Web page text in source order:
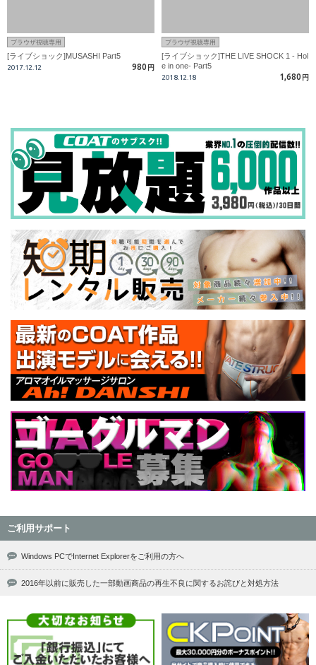
ブラウザ視聴専用
[ライブショック]MUSASHI Part5
2017.12.12 980 円
ブラウザ視聴専用
[ライブショック]THE LIVE SHOCK 1 - Hol
e in one- Part5
2018.12.18 1,680 円
ご利用サポート
Windows PCでInternet Explorerをご利用の方へ
2016年以前に販売した一部動画商品の再生不良に関するお詫びと対処方法